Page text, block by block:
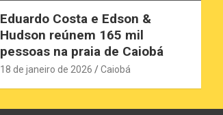
Eduardo Costa e Edson &
Hudson reúnem 165 mil
pessoas na praia de Caiobá
18 de janeiro de 2026 Caiobá